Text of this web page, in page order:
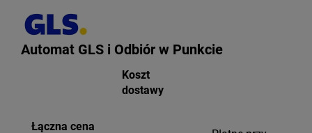
Automat GLS i Odbiór w Punkcie
Koszt
dostawy
Łączna cena